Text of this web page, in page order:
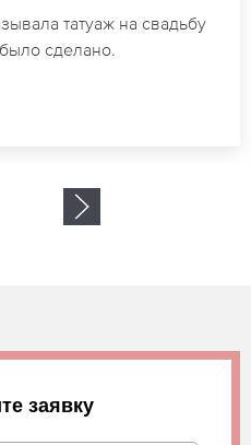
дела по
Замечательный
заявку